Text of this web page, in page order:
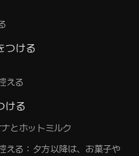
つける
える
ける
える：夕方以降は、お菓子や